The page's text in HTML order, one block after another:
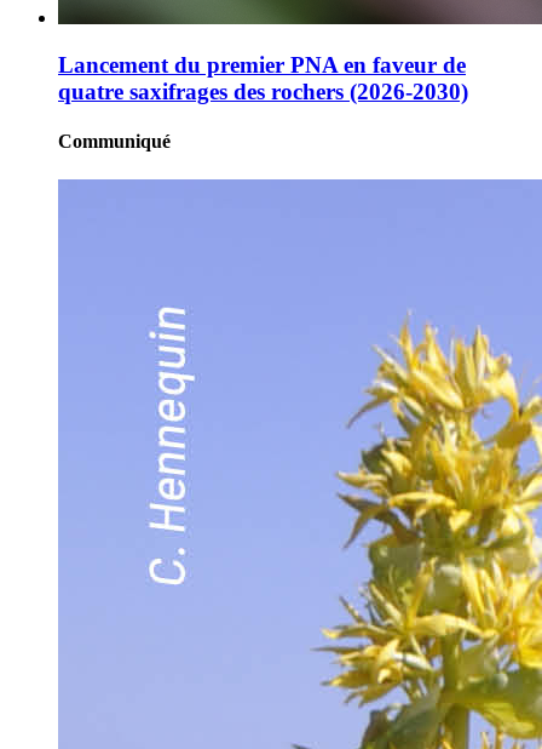
Lancement du premier PNA en faveur de
quatre saxifrages des rochers (2026-2030)
Communiqué